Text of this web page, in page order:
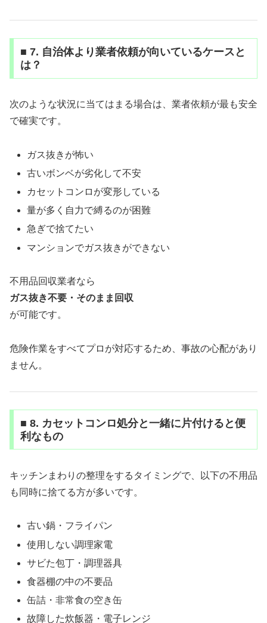
■ 7. 自治体より業者依頼が向いているケースと
は？
次のような状況に当てはまる場合は、業者依頼が最も安全
で確実です。
ガス抜きが怖い
古いボンベが劣化して不安
カセットコンロが変形している
量が多く自力で縛るのが困難
急ぎで捨てたい
マンションでガス抜きができない
不用品回収業者なら
ガス抜き不要・そのまま回収
が可能です。
危険作業をすべてプロが対応するため、事故の心配があり
ません。
■ 8. カセットコンロ処分と一緒に片付けると便
利なもの
キッチンまわりの整理をするタイミングで、以下の不用品
も同時に捨てる方が多いです。
古い鍋・フライパン
使用しない調理家電
サビた包丁・調理器具
食器棚の中の不要品
缶詰・非常食の空き缶
故障した炊飯器・電子レンジ